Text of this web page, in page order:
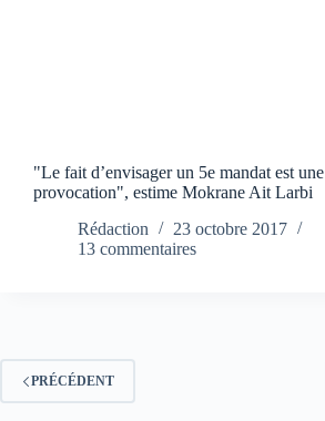
"Le fait d’envisager un 5e mandat est une
provocation", estime Mokrane Ait Larbi
Rédaction
23 octobre 2017
13 commentaires
PRÉCÉDENT